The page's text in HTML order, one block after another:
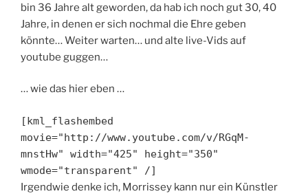
bin 36 Jahre alt geworden, da hab ich noch gut 30, 40
Jahre, in denen er sich nochmal die Ehre geben
könnte… Weiter warten… und alte live-Vids auf
youtube guggen…
… wie das hier eben …
[kml_flashembed
movie="http://www.youtube.com/v/RGqM-
mnstHw" width="425" height="350"
wmode="transparent" /]
Irgendwie denke ich, Morrissey kann nur ein Künstler